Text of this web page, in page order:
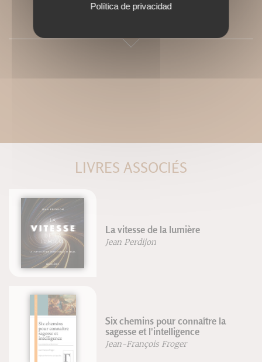
LIVRES ASSOCIÉS
La vitesse de la lumière
Jean Perdijon
Six chemins pour connaître la
sagesse et l'intelligence
Jean-François Froger
Política de privacidad